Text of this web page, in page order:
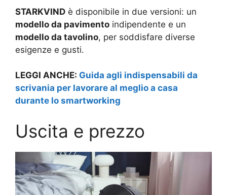
STARKVIND è disponibile in due versioni: un
modello da pavimento indipendente e un
modello da tavolino, per soddisfare diverse
esigenze e gusti.
LEGGI ANCHE: Guida agli indispensabili da
scrivania per lavorare al meglio a casa
durante lo smartworking
Uscita e prezzo